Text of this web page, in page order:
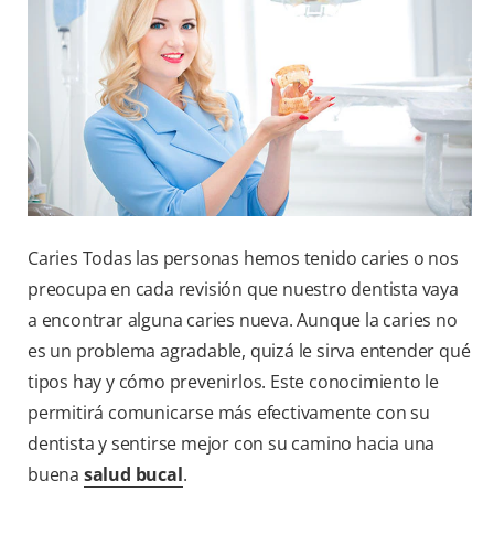
PARA PROFESIONALES
PROMOCIONES
Caries Todas las personas hemos tenido caries o nos
preocupa en cada revisión que nuestro dentista vaya
a encontrar alguna caries nueva. Aunque la caries no
es un problema agradable, quizá le sirva entender qué
tipos hay y cómo prevenirlos. Este conocimiento le
permitirá comunicarse más efectivamente con su
dentista y sentirse mejor con su camino hacia una
buena salud bucal.